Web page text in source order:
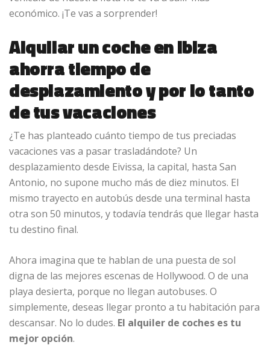
económico. ¡Te vas a sorprender!
Alquilar un coche en Ibiza
ahorra tiempo de
desplazamiento y por lo tanto
de tus vacaciones
¿Te has planteado cuánto tiempo de tus preciadas
vacaciones vas a pasar trasladándote? Un
desplazamiento desde Eivissa, la capital, hasta San
Antonio, no supone mucho más de diez minutos. El
mismo trayecto en autobús desde una terminal hasta
otra son 50 minutos, y todavía tendrás que llegar hasta
tu destino final.
Ahora imagina que te hablan de una puesta de sol
digna de las mejores escenas de Hollywood. O de una
playa desierta, porque no llegan autobuses. O
simplemente, deseas llegar pronto a tu habitación para
descansar. No lo dudes. El alquiler de coches es tu
mejor opción.